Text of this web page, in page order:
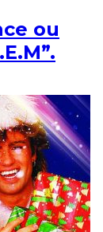
ou